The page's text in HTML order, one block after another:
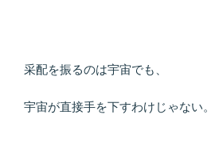
采配を振るのは宇宙でも、
宇宙が直接手を下すわけじゃない。